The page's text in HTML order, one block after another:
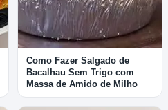
Como Fazer Salgado de
Bacalhau Sem Trigo com
Massa de Amido de Milho